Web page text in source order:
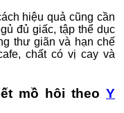
hiệu quả cũng cần
đủ giấc, tập thể dục
thư giãn và hạn chế
chất có vị cay và
mồ hôi theo Y